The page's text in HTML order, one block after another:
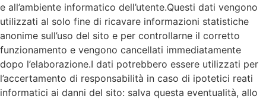
e all’ambiente informatico dell’utente.Questi dati vengono
utilizzati al solo fine di ricavare informazioni statistiche
anonime sull’uso del sito e per controllarne il corretto
funzionamento e vengono cancellati immediatamente
dopo l’elaborazione.I dati potrebbero essere utilizzati per
l’accertamento di responsabilità in caso di ipotetici reati
informatici ai danni del sito: salva questa eventualità, allo